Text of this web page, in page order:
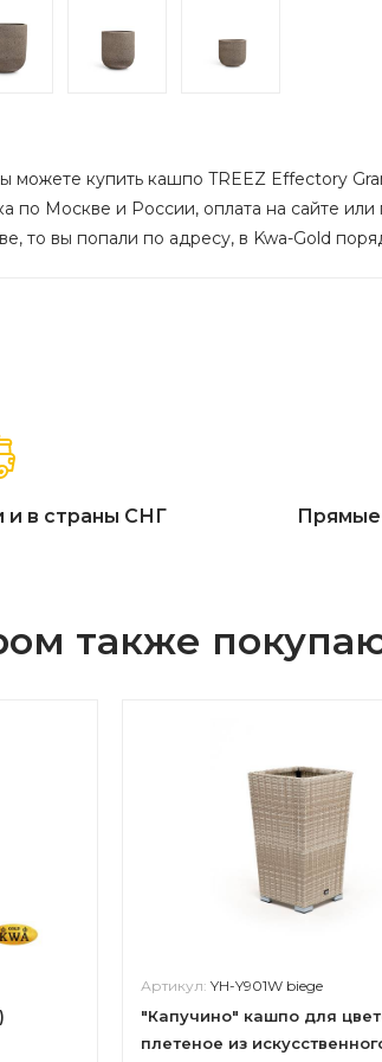
можете купить кашпо TREEZ Effectory
по Москве и России, оплата на сайте
то вы попали по адресу, в Kwa-Gold
и в страны СНГ Прямые
также
Артикул: YH-Y901W biege
"Капучино" кашпо для
плетеное из